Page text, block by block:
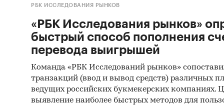
РБК ИССЛЕДОВАНИЯ РЫНКОВ
«РБК Исследования рынков»
быстрый способ пополнения
перевода выигрышей
Команда «РБК Исследований рынков»
транзакций (ввод и вывод средств) различных
ведущих российских букмекерских компаниях.
выявление наиболее быстрых методов для